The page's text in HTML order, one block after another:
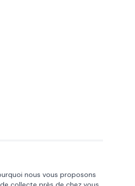
nous vous proposons